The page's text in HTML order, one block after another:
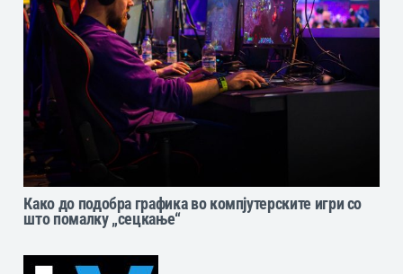
Како до подобра графика во компјутерските игри со
што помалку „сецкање“